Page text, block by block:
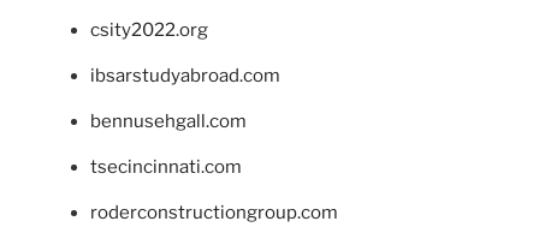
csity2022.org
ibsarstudyabroad.com
bennusehgall.com
tsecincinnati.com
roderconstructiongroup.com